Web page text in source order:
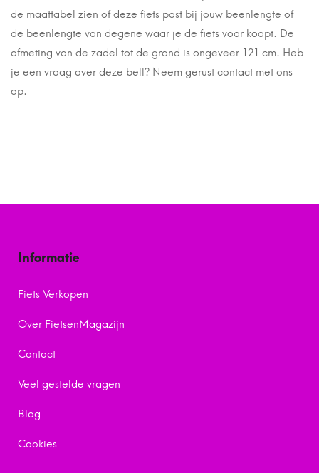
de maattabel zien of deze fiets past bij jouw beenlengte of
de beenlengte van degene waar je de fiets voor koopt. De
afmeting van de zadel tot de grond is ongeveer 121 cm. Heb
je een vraag over deze bell? Neem gerust contact met ons
op.
Informatie
Fiets Verkopen
Over FietsenMagazijn
Contact
Veel gestelde vragen
Blog
Cookies